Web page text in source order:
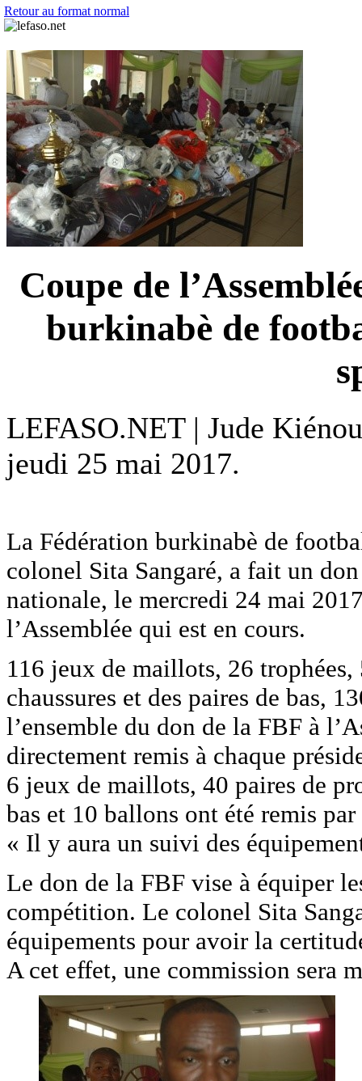
Retour au format normal
Coupe de
burkinabè de
LEFASO.NET | Jude
jeudi 25 mai 2017.
La Fédération burkinabè de
colonel Sita Sangaré, a fait un
nationale, le mercredi 24 mai
l’Assemblée qui est en cours.
116 jeux de maillots, 26
chaussures et des paires de bas,
l’ensemble du don de la FBF à
directement remis à chaque
6 jeux de maillots, 40 paires de
bas et 10 ballons ont été remis
« Il y aura un suivi des
Le don de la FBF vise à équiper
compétition. Le colonel Sita
équipements pour avoir la
A cet effet, une commission sera